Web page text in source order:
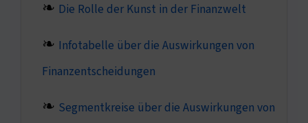
Die Rolle der Kunst in der Finanzwelt
Infotabelle über die Auswirkungen von
Finanzentscheidungen
Segmentkreise über die Auswirkungen von